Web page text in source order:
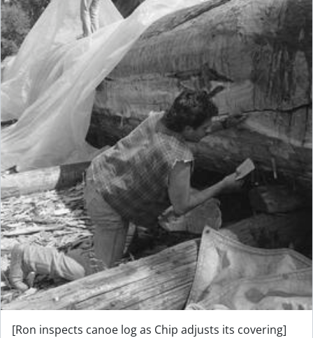
[Ron inspects canoe log as Chip adjusts its covering]